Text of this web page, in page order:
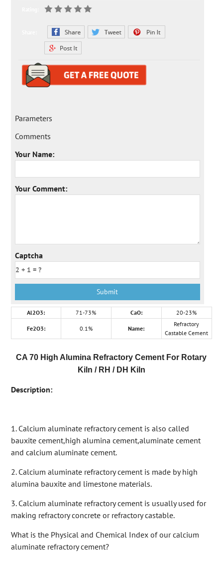
Parameters
Comments
Your Name:
Your Comment:
Captcha
Al2O3: 71-73% CaO: 20-23%
Fe2O3: 0.1% Name:
Refractory
Castable Cement
CA 70 High Alumina Refractory Cement For Rotary
Kiln / RH / DH Kiln
Description:
1. Calcium aluminate refractory cement is also called
bauxite cement,high alumina cement,aluminate cement
and calcium aluminate cement.
2. Calcium aluminate refractory cement is made by high
alumina bauxite and limestone materials.
3. Calcium aluminate refractory cement is usually used for
making refractory concrete or refractory castable.
What is the Physical and Chemical Index of our calcium
aluminate refractory cement?